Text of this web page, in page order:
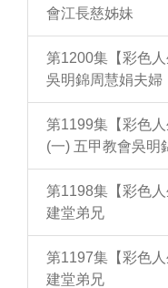
會江長慈姊妹
第1200集【彩色
吳明錦周慧娟夫婦
第1199集【彩色
(一) 五甲教會吳明
第1198集【彩色
建堂弟兄
第1197集【彩色
建堂弟兄